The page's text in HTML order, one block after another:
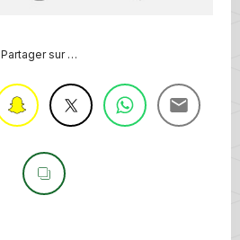
Partager sur …